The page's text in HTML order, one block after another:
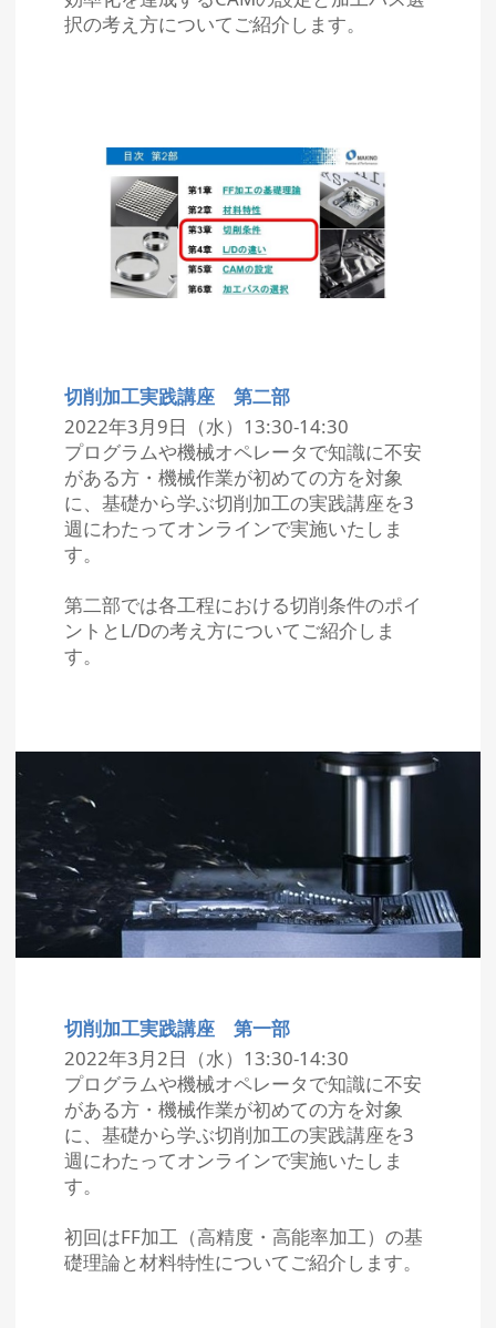
択の考え方についてご紹介します。
切削加工実践講座 第二部
2022年3月9日（水）13:30-14:30
プログラムや機械オペレータで知識に不安
がある方・機械作業が初めての方を対象
に、基礎から学ぶ切削加工の実践講座を3
週にわたってオンラインで実施いたしま
す。
第二部では各工程における切削条件のポイ
ントとL/Dの考え方についてご紹介しま
す。
切削加工実践講座 第一部
2022年3月2日（水）13:30-14:30
プログラムや機械オペレータで知識に不安
がある方・機械作業が初めての方を対象
に、基礎から学ぶ切削加工の実践講座を3
週にわたってオンラインで実施いたしま
す。
初回はFF加工（高精度・高能率加工）の基
礎理論と材料特性についてご紹介します。